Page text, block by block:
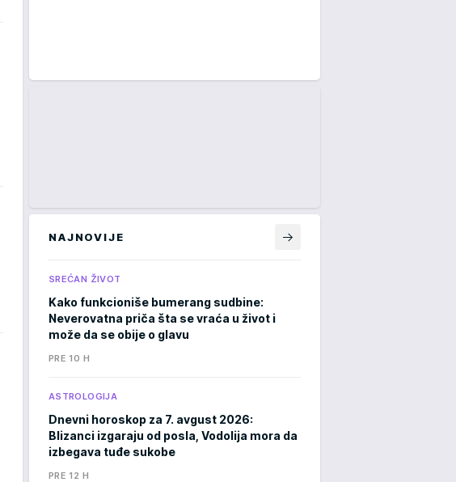
NAJNOVIJE
SREĆAN ŽIVOT
Kako funkcioniše bumerang sudbine:
Neverovatna priča šta se vraća u život i
može da se obije o glavu
PRE 10 H
ASTROLOGIJA
Dnevni horoskop za 7. avgust 2026:
Blizanci izgaraju od posla, Vodolija mora da
izbegava tuđe sukobe
PRE 12 H